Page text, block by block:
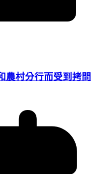
農村分行而受到拷問